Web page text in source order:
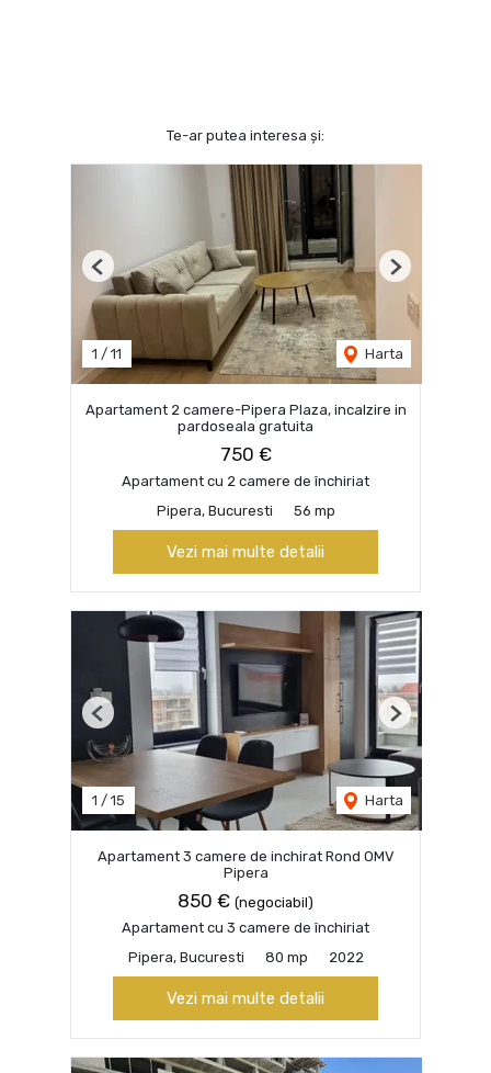
Te-ar putea interesa și:
1 / 11 Harta
Previous Next
Apartament 2 camere-Pipera Plaza, incalzire in
pardoseala gratuita
750 €
Apartament cu 2 camere de închiriat
Pipera, Bucuresti
56 mp
Vezi mai multe detalii
1 / 15 Harta
Previous Next
Apartament 3 camere de inchirat Rond OMV
Pipera
850 € (negociabil)
Apartament cu 3 camere de închiriat
Pipera, Bucuresti
80 mp 2022
Vezi mai multe detalii